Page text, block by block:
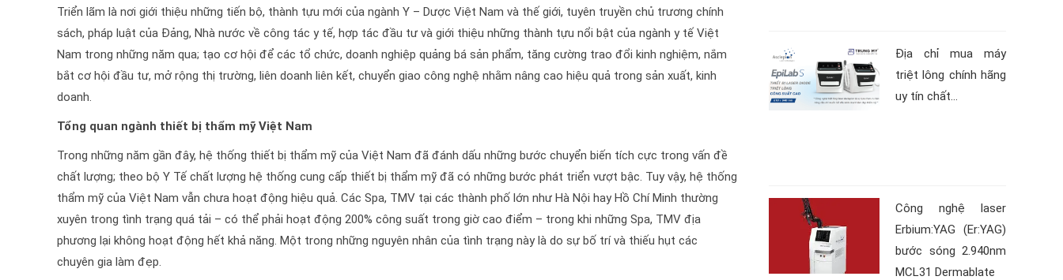
Triển lãm là nơi giới thiệu những tiến bộ, thành tựu mới của ngành Y – Dược Việt Nam và thế giới, tuyên truyền chủ tr­ương chính
sách, pháp luật của Đảng, Nhà nước về công tác y tế, hợp tác đầu t­­ư và giới thiệu những thành tựu nổi bật của ngành y tế Việt
Nam trong những năm qua; tạo cơ hội để các tổ chức, doanh nghiệp quảng bá sản phẩm, tăng c­­­ường trao đổi kinh nghiệm, nắm
bắt cơ hội đầu tư­­­, mở rộng thị trường, liên doanh liên kết, chuyển giao công nghệ nhằm nâng cao hiệu quả trong sản xuất, kinh
doanh.
Tổng quan ngành thiết bị thẩm mỹ Việt Nam
Trong những năm gần đây, hệ thống thiết bị thẩm mỹ của Việt Nam đã đánh dấu những bước chuyển biến tích cực trong vấn đề
chất lượng; theo bộ Y Tế chất lượng hệ thống cung cấp thiết bị thẩm mỹ đã có những bước phát triển vượt bậc. Tuy vậy, hệ thống
thẩm mỹ của Việt Nam vẫn chưa hoạt động hiệu quả. Các Spa, TMV tại các thành phố lớn như Hà Nội hay Hồ Chí Minh thường
xuyên trong tình trạng quá tải – có thể phải hoạt động 200% công suất trong giờ cao điểm – trong khi những Spa, TMV địa
phương lại không hoạt động hết khả năng. Một trong những nguyên nhân của tình trạng này là do sự bố trí và thiếu hụt các
chuyên gia làm đẹp.
Địa chỉ mua máy
triệt lông chính hãng
uy tín chất...
Công nghệ laser
Erbium:YAG (Er:YAG)
bước sóng 2.940nm
MCL31 Dermablate